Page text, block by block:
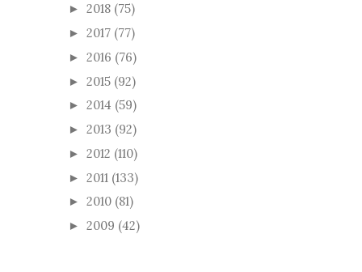
► 2018 (75)
► 2017 (77)
► 2016 (76)
► 2015 (92)
► 2014 (59)
► 2013 (92)
► 2012 (110)
► 2011 (133)
► 2010 (81)
► 2009 (42)